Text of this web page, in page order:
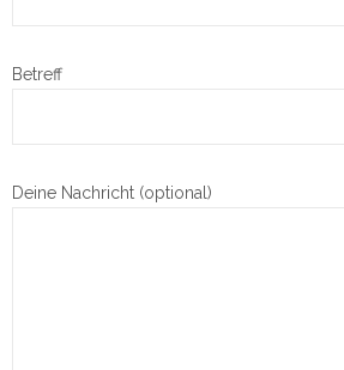
Betreff
Deine Nachricht (optional)